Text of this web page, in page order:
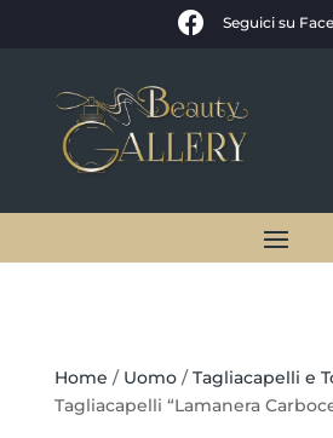
 Seguici su
Home / Uomo/Tagliacapelli e
Tagliacapelli “Lamanera